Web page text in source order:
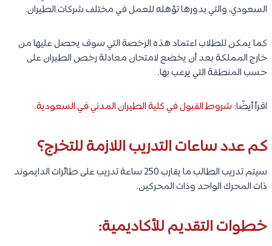
السعودي، والتي بدورها تؤهله للعمل في مختلف شركات الطيران.
كما يمكن للطلاب اعتماد هذه الرخصة التي سوف يحصل عليها من
خارج المملكة بعد أن يخضع لامتحان معادلة رخص الطيران على
حسب المنطقة التي يرغب بها.
اقرأ أيضًا: شروط القبول في كلية الطيران المدني في السعودية.
كم عدد ساعات التدريب اللازمة للتخرج؟
سيتم تدريب الطالب ما يقارب 250 ساعة تدريب على طائرات الدايموند
ذات المحرك الواحد وذات المحركين.
خطوات التقديم للأكاديمية: